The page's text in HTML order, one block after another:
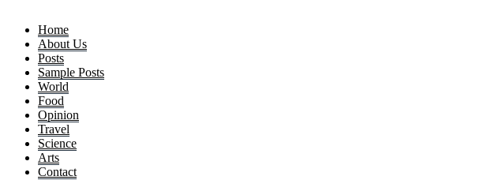
Home
About Us
Posts
Sample Posts
World
Food
Opinion
Travel
Science
Arts
Contact